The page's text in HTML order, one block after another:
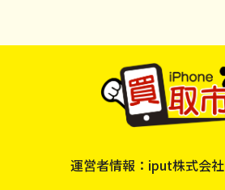
運営者情報：iput株式会社